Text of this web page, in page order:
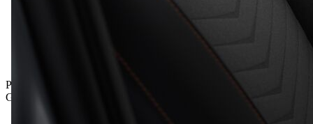
Prämie inkludiert
Gesamtpreis inkl. NoVA und inkl. MwSt.